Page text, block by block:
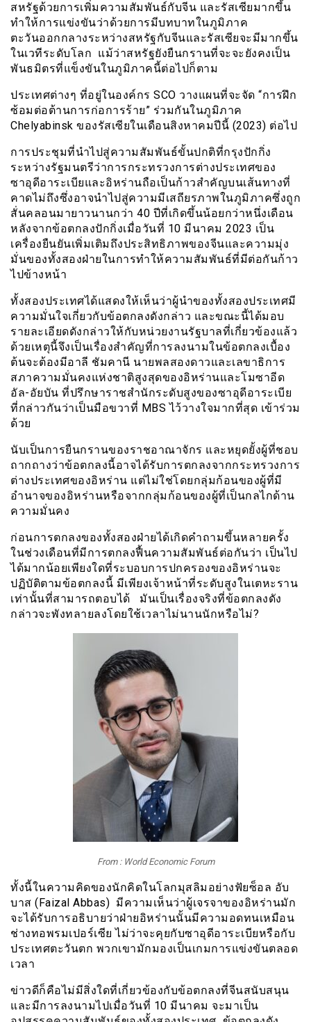
สหรัฐด้วยการเพิ่มความสัมพันธ์กับจีน และรัสเซียมากขึ้น
ทำให้การแข่งขันว่าด้วยการมีบทบาทในภูมิภาค
ตะวันออกกลางระหว่างสหรัฐกับจีนและรัสเซียจะมีมากขึ้น
ในเวทีระดับโลก แม้ว่าสหรัฐยังยืนกรานที่จะจะยังคงเป็น
พันธมิตรที่แข็งขันในภูมิภาคนี้ต่อไปก็ตาม
ประเทศต่างๆ ที่อยู่ในองค์กร SCO วางแผนที่จะจัด “การฝึก
ซ้อมต่อต้านการก่อการร้าย” ร่วมกันในภูมิภาค
Chelyabinsk ของรัสเซียในเดือนสิงหาคมปีนี้ (2023) ต่อไป
การประชุมที่นำไปสู่ความสัมพันธ์ขั้นปกติที่กรุงปักกิ่ง
ระหว่างรัฐมนตรีว่าการกระทรวงการต่างประเทศของ
ซาอุดีอาระเบียและอิหร่านถือเป็นก้าวสำคัญบนเส้นทางที่
คาดไม่ถึงซึ่งอาจนำไปสู่ความมีเสถียรภาพในภูมิภาคซึ่งถูก
สั่นคลอนมายาวนานกว่า 40 ปีที่เกิดขึ้นน้อยกว่าหนึ่งเดือน
หลังจากข้อตกลงปักกิ่งเมื่อวันที่ 10 มีนาคม 2023 เป็น
เครื่องยืนยันเพิ่มเติมถึงประสิทธิภาพของจีนและความมุ่ง
มั่นของทั้งสองฝ่ายในการทำให้ความสัมพันธ์ที่มีต่อกันก้าว
ไปข้างหน้า
ทั้งสองประเทศได้แสดงให้เห็นว่าผู้นำของทั้งสองประเทศมี
ความมั่นใจเกี่ยวกับข้อตกลงดังกล่าว และขณะนี้ได้มอบ
รายละเอียดดังกล่าวให้กับหน่วยงานรัฐบาลที่เกี่ยวข้องแล้ว
ด้วยเหตุนี้จึงเป็นเรื่องสำคัญที่การลงนามในข้อตกลงเบื้อง
ต้นจะต้องมีอาลี ชัมคานี นายพลสองดาวและเลขาธิการ
สภาความมั่นคงแห่งชาติสูงสุดของอิหร่านและโมซาอีด
อัล-อัยบัน ที่ปรึกษาราชสำนักระดับสูงของซาอุดีอาระเบีย
ที่กล่าวกันว่าเป็นมือขวาที่ MBS ไว้วางใจมากที่สุด เข้าร่วม
ด้วย
นับเป็นการยืนกรานของราชอาณาจักร และหยุดยั้งผู้ที่ชอบ
ถากถางว่าข้อตกลงนี้อาจได้รับการตกลงจากกระทรวงการ
ต่างประเทศของอิหร่าน แต่ไม่ใช่โดยกลุ่มก้อนของผู้ที่มี
อำนาจของอิหร่านหรือจากกลุ่มก้อนของผู้ที่เป็นกลไกด้าน
ความมั่นคง
ก่อนการตกลงของทั้งสองฝ่ายได้เกิดคำถามขึ้นหลายครั้ง
ในช่วงเดือนที่มีการตกลงฟื้นความสัมพันธ์ต่อกันว่า เป็นไป
ได้มากน้อยเพียงใดที่ระบอบการปกครองของอิหร่านจะ
ปฏิบัติตามข้อตกลงนี้ มีเพียงเจ้าหน้าที่ระดับสูงในเตหะราน
เท่านั้นที่สามารถตอบได้ มันเป็นเรื่องจริงที่ข้อตกลงดัง
กล่าวจะพังทลายลงโดยใช้เวลาไม่นานนักหรือไม่?
From : World Economic Forum
ทั้งนี้ในความคิดของนักคิดในโลกมุสลิมอย่างฟัยซ็อล อับ
บาส (Faizal Abbas) มีความเห็นว่าผู้เจรจาของอิหร่านมัก
จะได้รับการอธิบายว่าฝ่ายอิหร่านนั้นมีความอดทนเหมือน
ช่างทอพรมเปอร์เซีย ไม่ว่าจะคุยกับซาอุดีอาระเบียหรือกับ
ประเทศตะวันตก พวกเขามักมองเป็นเกมการแข่งขันตลอด
เวลา
ข่าวดีก็คือไม่มีสิ่งใดที่เกี่ยวข้องกับข้อตกลงที่จีนสนับสนุน
และมีการลงนามไปเมื่อวันที่ 10 มีนาคม จะมาเป็น